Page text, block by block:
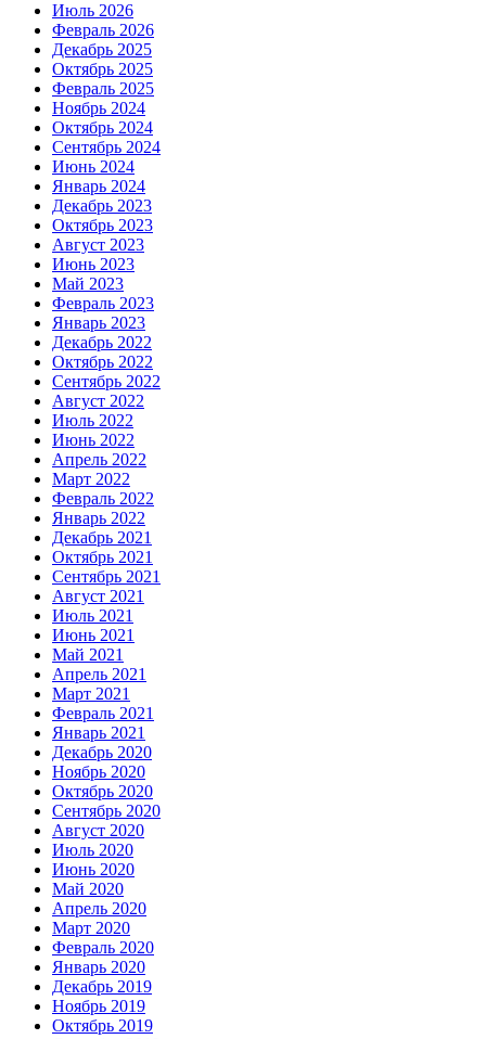
Июль 2026
Февраль 2026
Декабрь 2025
Октябрь 2025
Февраль 2025
Ноябрь 2024
Октябрь 2024
Сентябрь 2024
Июнь 2024
Январь 2024
Декабрь 2023
Октябрь 2023
Август 2023
Июнь 2023
Май 2023
Февраль 2023
Январь 2023
Декабрь 2022
Октябрь 2022
Сентябрь 2022
Август 2022
Июль 2022
Июнь 2022
Апрель 2022
Март 2022
Февраль 2022
Январь 2022
Декабрь 2021
Октябрь 2021
Сентябрь 2021
Август 2021
Июль 2021
Июнь 2021
Май 2021
Апрель 2021
Март 2021
Февраль 2021
Январь 2021
Декабрь 2020
Ноябрь 2020
Октябрь 2020
Сентябрь 2020
Август 2020
Июль 2020
Июнь 2020
Май 2020
Апрель 2020
Март 2020
Февраль 2020
Январь 2020
Декабрь 2019
Ноябрь 2019
Октябрь 2019